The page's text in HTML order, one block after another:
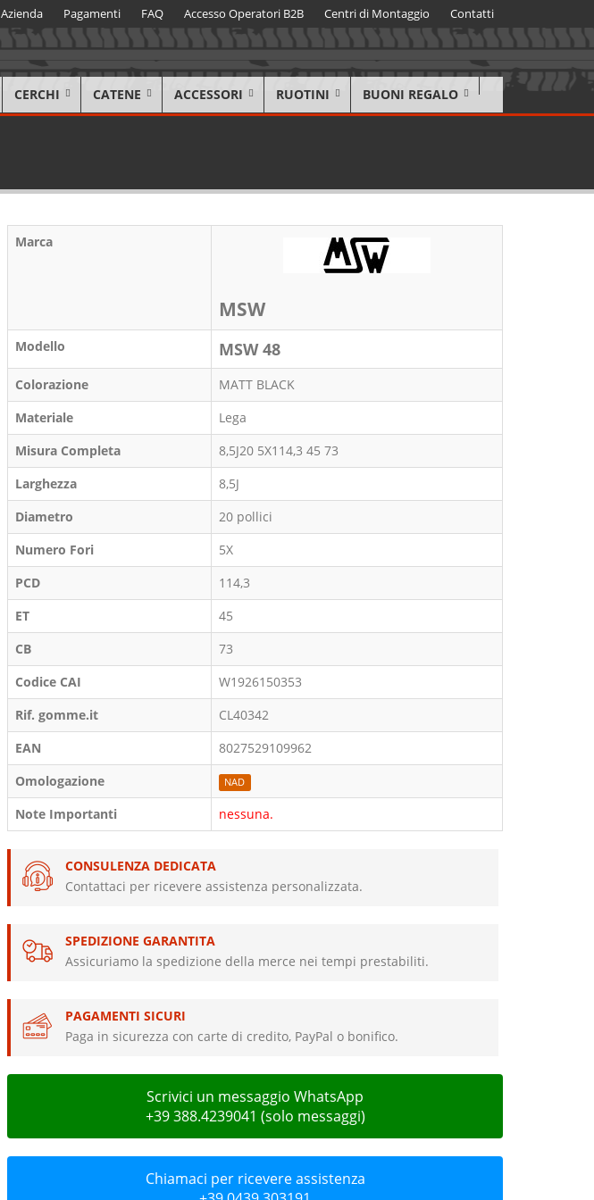
Azienda Pagamenti FAQ Accesso Operatori B2B Centri di Montaggio Contatti
CERCHI CATENE ACCESSORI RUOTINI BUONI REGALO
Marca
MSW
Modello MSW 48
Colorazione
MATT BLACK
Materiale
Lega
Misura Completa
8,5J20 5X114,3 45 73
Larghezza
8,5J
Diametro
20 pollici
Numero Fori
5X
PCD
114,3
ET
45
CB
73
Codice CAI
W1926150353
Rif. gomme.it
CL40342
EAN
8027529109962
Omologazione
NAD
Note Importanti nessuna.
CONSULENZA DEDICATA
Contattaci per ricevere assistenza personalizzata.
SPEDIZIONE GARANTITA
Assicuriamo la spedizione della merce nei tempi prestabiliti.
PAGAMENTI SICURI
Paga in sicurezza con carte di credito, PayPal o bonifico.
Scrivici un messaggio WhatsApp
+39 388.4239041 (solo messaggi)
Chiamaci per ricevere assistenza